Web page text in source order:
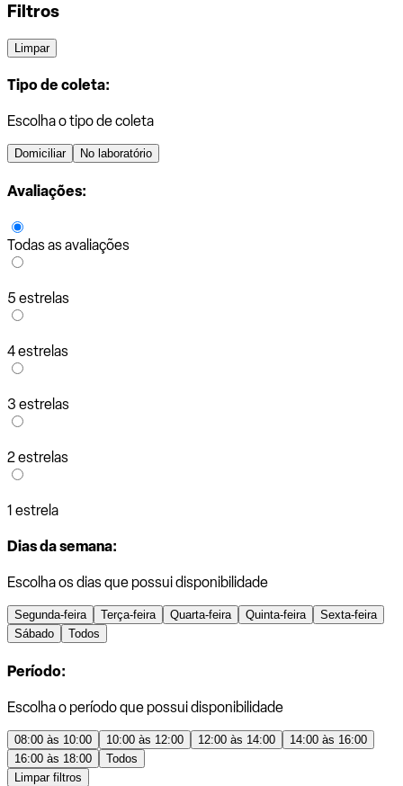
Filtros
Limpar
Tipo de coleta:
Escolha o tipo de coleta
Domiciliar No laboratório
Avaliações:
Todas as avaliações
5 estrelas
4 estrelas
3 estrelas
2 estrelas
1 estrela
Dias da semana:
Escolha os dias que possui disponibilidade
Segunda-feira Terça-feira Quarta-feira Quinta-feira
Sexta-feira
Sábado
Todos
Período:
Escolha o período que possui disponibilidade
08:00 às 10:00 10:00 às 12:00 12:00 às 14:00
14:00 às 16:00
16:00 às 18:00
Todos
Limpar filtros